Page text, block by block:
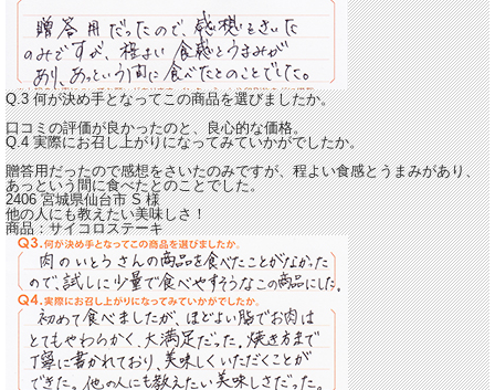
Q.3 何が決め手となってこの商品を選びましたか。
口コミの評価が良かったのと、良心的な価格。
Q.4 実際にお召し上がりになってみていかがでしたか。
贈答用だったので感想をさいたのみですが、程よい食感とうまみがあり、
あっという間に食べたとのことでした。
2406 宮城県仙台市S様
他の人にも教えたい美味しさ！
商品：サイコロステーキ